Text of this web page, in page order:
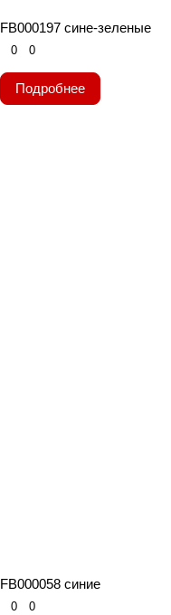
FB000197 сине-зеленые
0 0
Подробнее
FB000058 синие
0 0